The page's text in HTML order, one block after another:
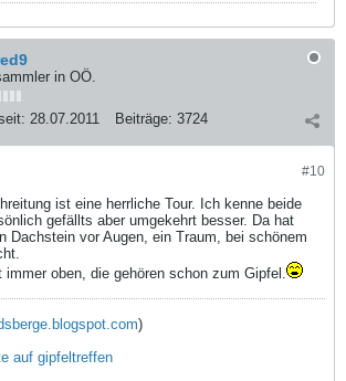
in OÖ.
28.07.2011 Beiträge: 3724
#10
ist eine herrliche Tour. Ich kenne beide
gefällts aber umgekehrt besser. Da hat
Dachstein vor Augen, ein Traum, bei schönem
oben, die gehören schon zum Gipfel.
)
auf gipfeltreffen